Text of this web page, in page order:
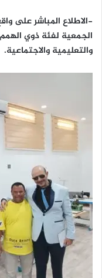
-الاطلاع المباشر على
الجمعية لفئة ذوي
والتعليمية والاجتماعية.